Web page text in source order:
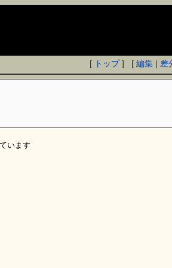
[ トップ] [編集 | 差